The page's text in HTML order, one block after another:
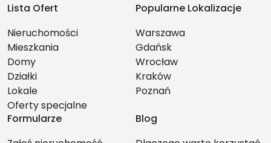
Lista Ofert
Nieruchomości
Mieszkania
Domy
Działki
Lokale
Oferty specjalne
Popularne Lokalizacje
Warszawa
Gdańsk
Wrocław
Kraków
Poznań
Formularze
Blog